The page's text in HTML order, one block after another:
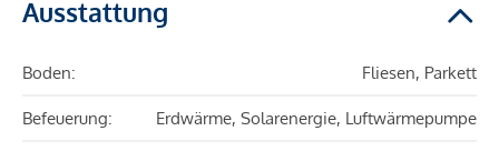
Ausstattung
Boden: Fliesen, Parkett
Befeuerung: Erdwärme, Solarenergie, Luftwärmepumpe